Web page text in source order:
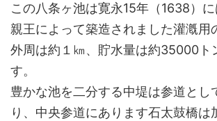
この八条ヶ池は寛永15年（1638）
親王によって築造されました灌漑用
外周は約１㎞、貯水量は約35000ト
す。
豊かな池を二分する中堤は参道とし
り、中央参道にあります石太鼓橋は